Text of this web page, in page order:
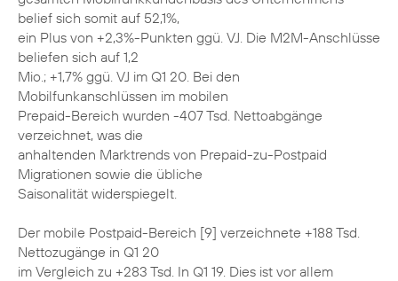
belief sich somit auf 52,1%,
ein Plus von +2,3%-Punkten ggü. VJ. Die M2M-Anschlüsse
beliefen sich auf 1,2
Mio.; +1,7% ggü. VJ im Q1 20. Bei den
Mobilfunkanschlüssen im mobilen
Prepaid-Bereich wurden -407 Tsd. Nettoabgänge
verzeichnet, was die
anhaltenden Marktrends von Prepaid-zu-Postpaid
Migrationen sowie die übliche
Saisonalität widerspiegelt.
Der mobile Postpaid-Bereich [9] verzeichnete +188 Tsd.
Nettozugänge in Q1 20
im Vergleich zu +283 Tsd. In Q1 19. Dies ist vor allem